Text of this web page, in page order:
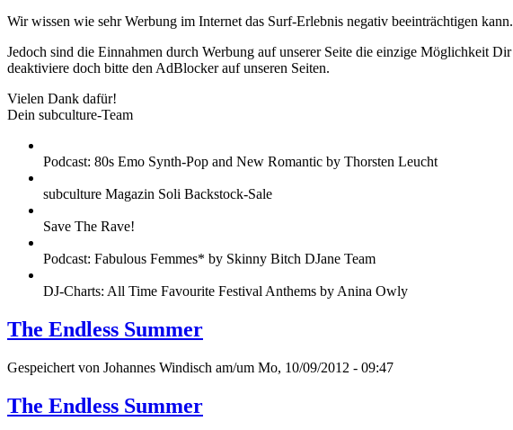
Wir wissen wie sehr Werbung im Internet das Surf-Erlebnis negativ beeinträchtigen
Jedoch sind die Einnahmen durch Werbung auf unserer Seite die einzige Möglichkeit
deaktiviere doch bitte den AdBlocker auf unseren Seiten.
Vielen Dank dafür!
Dein subculture-Team
Podcast: 80s Emo Synth-Pop and New Romantic by Thorsten Leucht
subculture Magazin Soli Backstock-Sale
Save The Rave!
Podcast: Fabulous Femmes* by Skinny Bitch DJane Team
DJ-Charts: All Time Favourite Festival Anthems by Anina Owly
The Endless Summer
Gespeichert von Johannes Windisch am/um Mo, 10/09/2012 - 09:47
The Endless Summer